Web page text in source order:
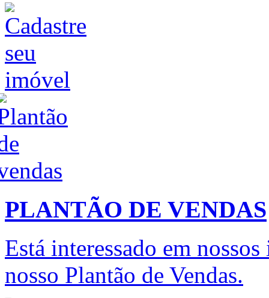
PLANTÃO DE VENDAS
Está interessado em
nosso Plantão de Vendas.